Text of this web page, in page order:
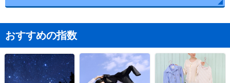
おすすめの指数